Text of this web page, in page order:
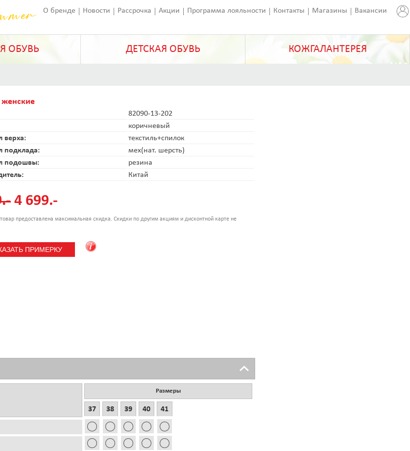
О бренде Новости Рассрочка Акции Программа лояльности Контакты Магазины Вакансии
ОБУВЬ ДЕТСКАЯ ОБУВЬ КОЖГАЛАНТЕРЕЯ
женские
82090-13-202
коричневый
верха:
текстиль+спилок
подклада:
мех(нат. шерсть)
подошвы:
резина
Китай
4 699.-
предоставлена максимальная скидка. Скидки по другим акциям и дисконтной карте не
Размеры
37 38 39 40 41